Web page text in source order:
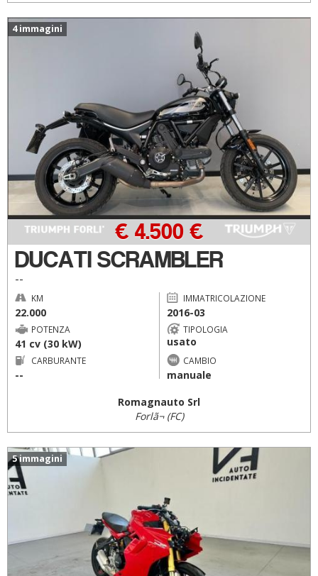
4 immagini
DUCATI SCRAMBLER
--
€ 4.500 €
KM
22.000
IMMATRICOLAZIONE
2016-03
POTENZA
41 cv (30 kW)
TIPOLOGIA
usato
CARBURANTE
--
CAMBIO
manuale
Romagnauto Srl
Forlã¬ (FC)
5 immagini